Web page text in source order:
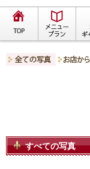
すべての写真